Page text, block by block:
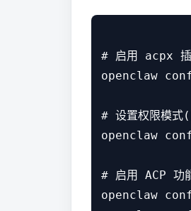
# 启用 acpx
openclaw
# 设置权限模式(
openclaw
# 启用 ACP 功
openclaw